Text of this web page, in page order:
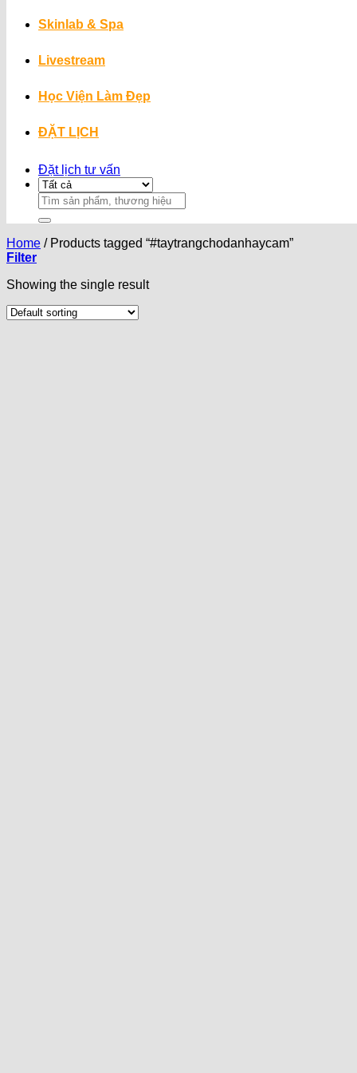
Skinlab & Spa
Livestream
Học Viện Làm Đẹp
ĐẶT LỊCH
Đặt lịch tư vấn
Search
for:
Home /Products tagged “#taytrangchodanhaycam”
Filter
Showing the single result